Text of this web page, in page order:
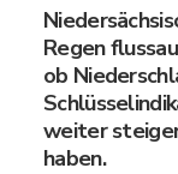
Regen
ob
weiter
haben.